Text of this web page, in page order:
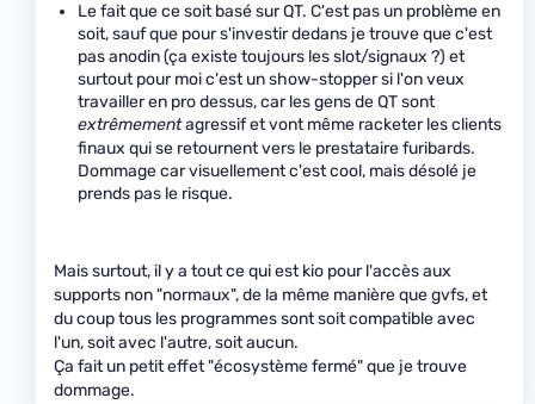
Le fait que ce soit basé sur QT. C'est pas un problème en
soit, sauf que pour s'investir dedans je trouve que c'est
pas anodin (ça existe toujours les slot/signaux ?) et
surtout pour moi c'est un show-stopper si l'on veux
travailler en pro dessus, car les gens de QT sont
extrêmementagressif et vont même racketer les clients
finaux qui se retournent vers le prestataire furibards.
Dommage car visuellement c'est cool, mais désolé je
prends pas le risque.
Mais surtout, il y a tout ce qui est kio pour l'accès aux
supports non "normaux", de la même manière que gvfs, et
du coup tous les programmes sont soit compatible avec
l'un, soit avec l'autre, soit aucun.
Ça fait un petit effet "écosystème fermé" que je trouve
dommage.